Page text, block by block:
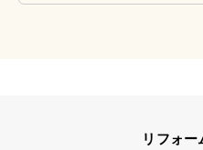
リフォー